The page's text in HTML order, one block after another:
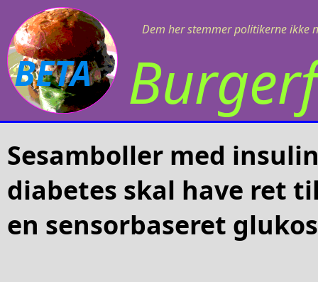
Dem her stemmer politikerne ikke
BETA
Sesamboller med
diabetes skal have ret
en sensorbaseret